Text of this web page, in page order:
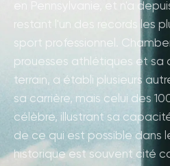
en Pennsylvanie, et n'a
restant l'un des records les
sport professionnel.
prouesses athlétiques et sa
terrain, a établi plusieurs
sa carrière, mais celui des
célèbre, illustrant sa
de ce qui est possible dans
historique est souvent cité